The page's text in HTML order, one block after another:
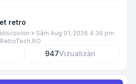
retro
» Sâm Aug 01, 2026 4:36 pm
947Vizualizări